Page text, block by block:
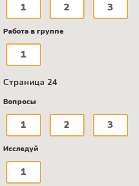
1 2 3
Работа в группе
1
Страница 24
Вопросы
1 2 3
Исследуй
1